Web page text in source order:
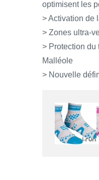
optimisent les
> Activation de
> Zones ultra-
> Protection du
Malléole
> Nouvelle